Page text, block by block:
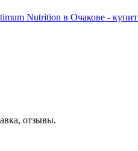
Nutrition в Очакове -
отзывы.